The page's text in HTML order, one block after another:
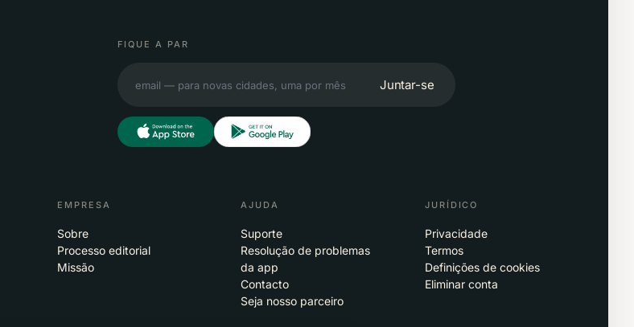
FIQUE A PAR
Juntar-se
EMPRESA
Sobre
Processo editorial
Missão
AJUDA
Suporte
Resolução de problemas
da app
Contacto
Seja nosso parceiro
JURÍDICO
Privacidade
Termos
Definições de cookies
Eliminar conta